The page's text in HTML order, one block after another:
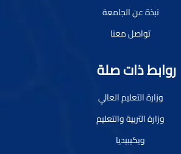
نبذة عن الجامعة
تواصل معنا
روابط ذات صلة
وزارة التعليم العالي
وزارة التربية والتعليم
ويكيبيديا